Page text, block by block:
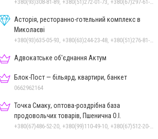
Асторія, ресторанно-готельний комплекс в
Миколаєві
Адвокатське об'єднання Актум
Блок-Пост — більярд, квартири, банкет
0662962164
Точка Смаку, оптова-роздрібна база
продовольчих товарів, Пшенична О.І.